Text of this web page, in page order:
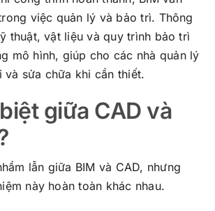
việc quản lý và bảo trì. Thông
thuật, vật liệu và quy trình bảo trì
mô hình, giúp cho các nhà quản lý
và sửa chữa khi cần thiết.
giữa CAD và
lẫn giữa BIM và CAD, nhưng
này hoàn toàn khác nhau.